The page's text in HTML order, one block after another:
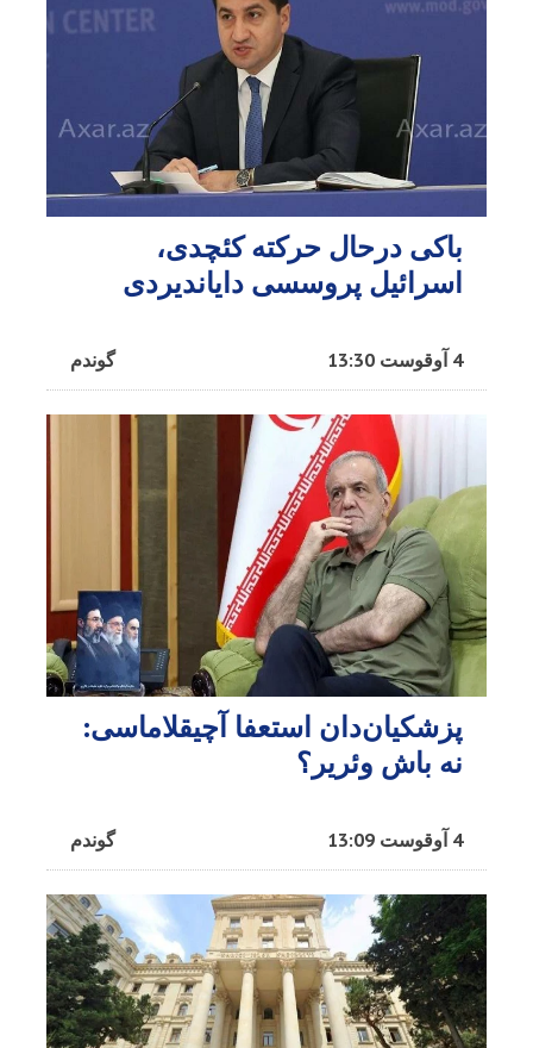
باکی درحال حرکته کئچدی،
اسرائیل پروسسی دایاندیردی
گوندم 4 آوقوست 13:30
پزشکیان‌دان استعفا آچیقلاماسی:
نه باش وئریر؟
گوندم 4 آوقوست 13:09